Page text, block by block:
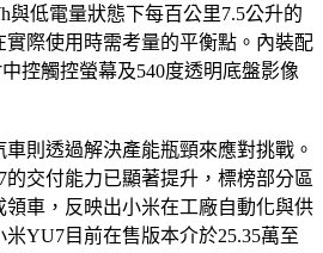
。對於長途越野或重度負載需求者
與低電量狀態下每百公里7.5公升的
際使用時需考量的平衡點。內裝配
控觸控螢幕及540度透明底盤影像
則透過解決產能瓶頸來應對挑戰。
交付能力已顯著提升，標榜部分區
車，反映出小米在工廠自動化與供